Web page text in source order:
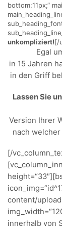
bottom:11px;“
unkompliziert![/
Egal
in 15 Jahren
in den Griff
Lassen Sie
Version Ihrer
nach
[/
content/
innerhalb von